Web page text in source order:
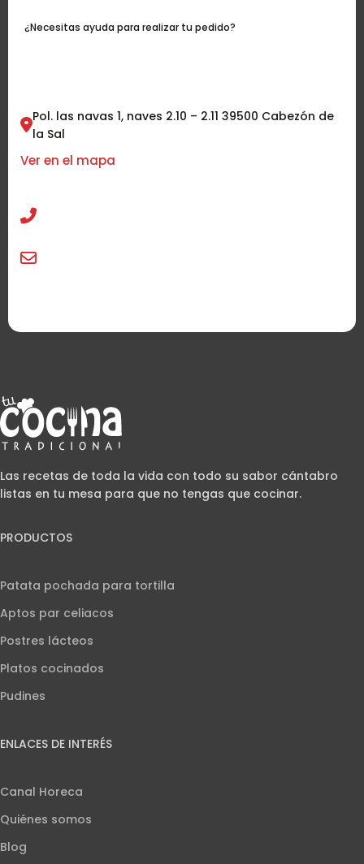
¿Necesitas ayuda para realizar tu pedido?
Pol. las navas 1, naves 2.10 – 2.11 39500 Cabezón de
la Sal
Ver en el mapa
Las recetas de toda la vida con todo su sabor cántabro
listas en tu mesa para que no tengas que cocinar.
PRODUCTOS
Patata pochada para tortilla
Aptos par celiacos
Postres lácteos
Platos cocinados
Pudines
ENLACES DE INTERÉS
Canal Horeca
Quiénes somos
Blog